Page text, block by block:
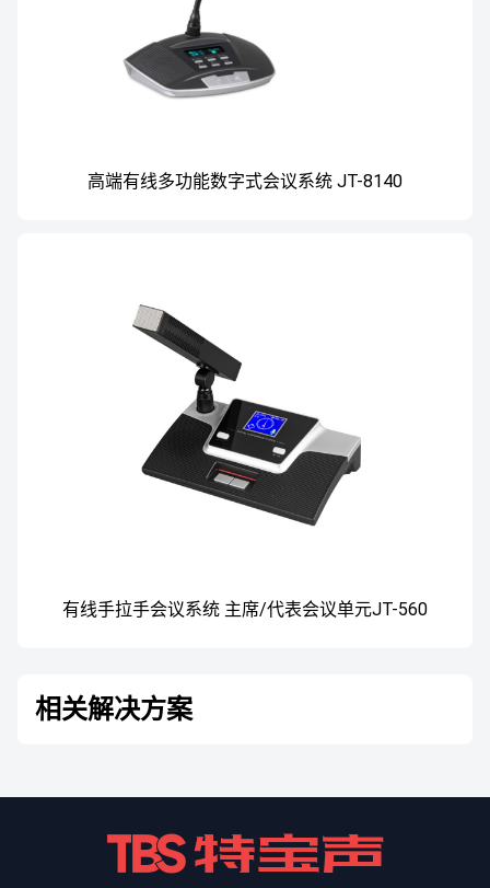
高端有线多功能数字式会议系统 JT-8140
有线手拉手会议系统 主席/代表会议单元JT-560
相关解决方案